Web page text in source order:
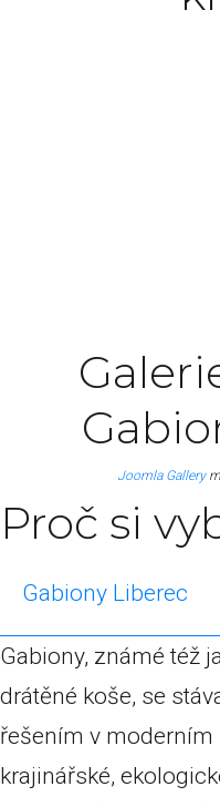
Joomla Gallery
Proč si
Gabiony Liberec
Gabiony, známé též
drátěné koše, se
řešením v moderním
krajinářské,